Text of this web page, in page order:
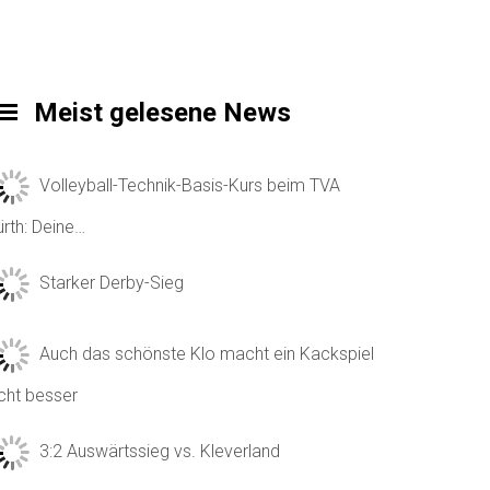
Meist gelesene News
Volleyball-Technik-Basis-Kurs beim TVA
Deine…
Starker Derby-Sieg
Auch das schönste Klo macht ein Kackspiel
besser
3:2 Auswärtssieg vs. Kleverland